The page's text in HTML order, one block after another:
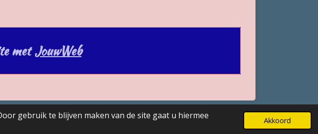
gebruik te blijven maken van de site gaat u hiermee
Akkoord
met JouwWeb
Powered by